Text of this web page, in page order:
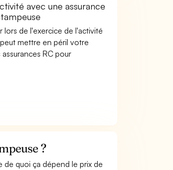
avec une assurance
lors de l'exercice de l'activité
mettre en péril votre
RC pour
?
de quoi ça dépend le prix de